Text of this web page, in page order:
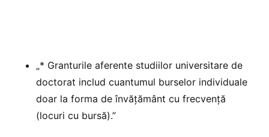
„* Granturile aferente studiilor universitare de
doctorat includ cuantumul burselor individuale
doar la forma de învățământ cu frecvență
(locuri cu bursă).”